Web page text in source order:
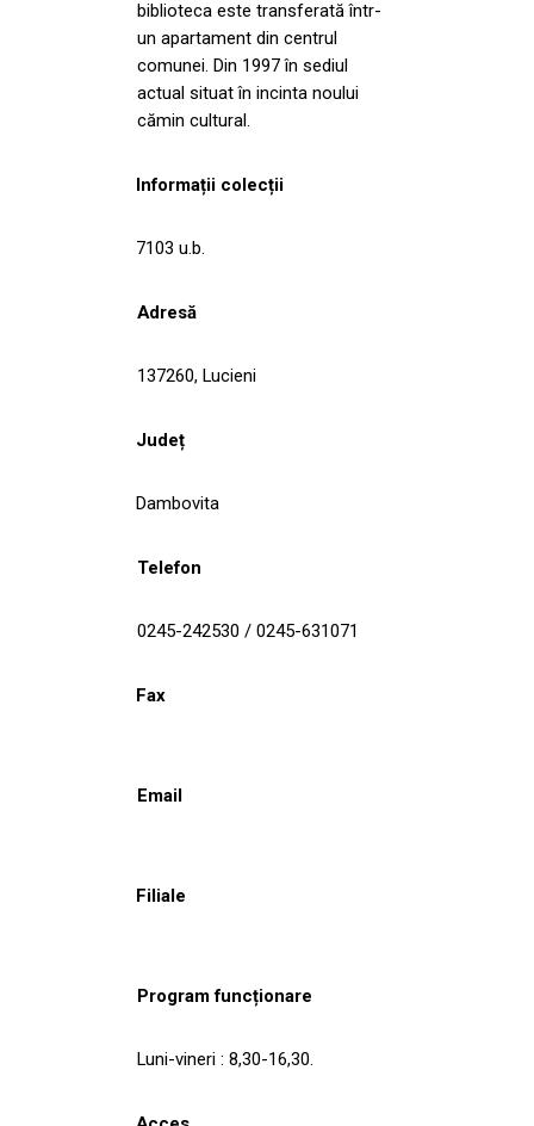
biblioteca este transferată într-
un apartament din centrul
comunei. Din 1997 în sediul
actual situat în incinta noului
cămin cultural.
Informații colecții
7103 u.b.
Adresă
137260, Lucieni
Județ
Dambovita
Telefon
0245-242530 / 0245-631071
Fax
Email
Filiale
Program funcționare
Luni-vineri : 8,30-16,30.